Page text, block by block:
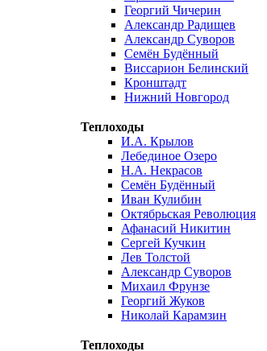
Георгий Чичерин
Александр Радищев
Александр Суворов
Семён Будённый
Виссарион Белинский
Кронштадт
Нижний Новгород
Теплоходы
И.А. Крылов
Лебединое Озеро
Н.А. Некрасов
Семён Будённый
Иван Кулибин
Октябрьская Революция
Афанасий Никитин
Сергей Кучкин
Лев Толстой
Александр Суворов
Михаил Фрунзе
Георгий Жуков
Николай Карамзин
Теплоходы